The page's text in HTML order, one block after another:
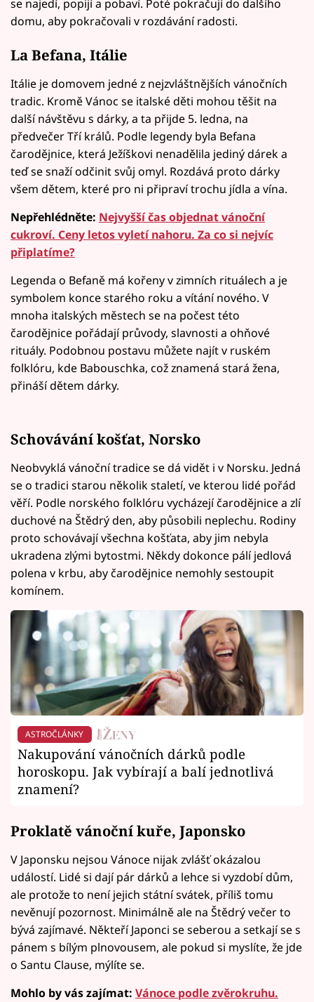
se najedí, popijí a pobaví. Poté pokračují do dalšího
domu, aby pokračovali v rozdávání radosti.
La Befana, Itálie
Itálie je domovem jedné z nejzvláštnějších vánočních
tradic. Kromě Vánoc se italské děti mohou těšit na
další návštěvu s dárky, a ta přijde 5. ledna, na
předvečer Tří králů. Podle legendy byla Befana
čarodějnice, která Ježíškovi nenadělila jediný dárek a
teď se snaží odčinit svůj omyl. Rozdává proto dárky
všem dětem, které pro ni připraví trochu jídla a vína.
Nepřehlédněte: Nejvyšší čas objednat vánoční
cukroví. Ceny letos vyletí nahoru. Za co si nejvíc
připlatíme?
Legenda o Befaně má kořeny v zimních rituálech a je
symbolem konce starého roku a vítání nového. V
mnoha italských městech se na počest této
čarodějnice pořádají průvody, slavnosti a ohňové
rituály. Podobnou postavu můžete najít v ruském
folklóru, kde Babouschka, což znamená stará žena,
přináší dětem dárky.
Schovávání košťat, Norsko
Neobvyklá vánoční tradice se dá vidět i v Norsku. Jedná
se o tradici starou několik staletí, ve kterou lidé pořád
věří. Podle norského folklóru vycházejí čarodějnice a zlí
duchové na Štědrý den, aby působili neplechu. Rodiny
proto schovávají všechna košťata, aby jim nebyla
ukradena zlými bytostmi. Někdy dokonce pálí jedlová
polena v krbu, aby čarodějnice nemohly sestoupit
komínem.
ASTROČLÁNKY
Nakupování vánočních dárků podle
horoskopu. Jak vybírají a balí jednotlivá
znamení?
Proklatě vánoční kuře, Japonsko
V Japonsku nejsou Vánoce nijak zvlášť okázalou
událostí. Lidé si dají pár dárků a lehce si vyzdobí dům,
ale protože to není jejich státní svátek, příliš tomu
nevěnují pozornost. Minimálně ale na Štědrý večer to
bývá zajímavé. Někteří Japonci se seberou a setkají se s
pánem s bílým plnovousem, ale pokud si myslíte, že jde
o Santu Clause, mýlíte se.
Mohlo by vás zajímat: Vánoce podle zvěrokruhu.